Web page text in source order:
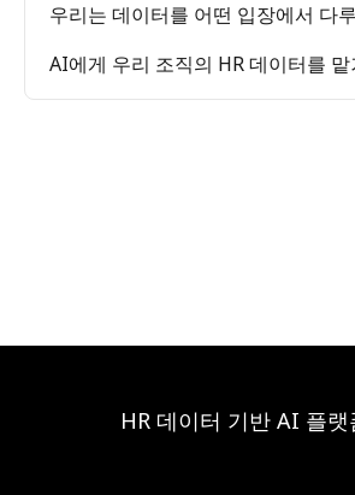
우리는 데이터를 어떤 입장에서 다
AI에게 우리 조직의 HR 데이터를 맡
HR 데이터 기반 AI 플